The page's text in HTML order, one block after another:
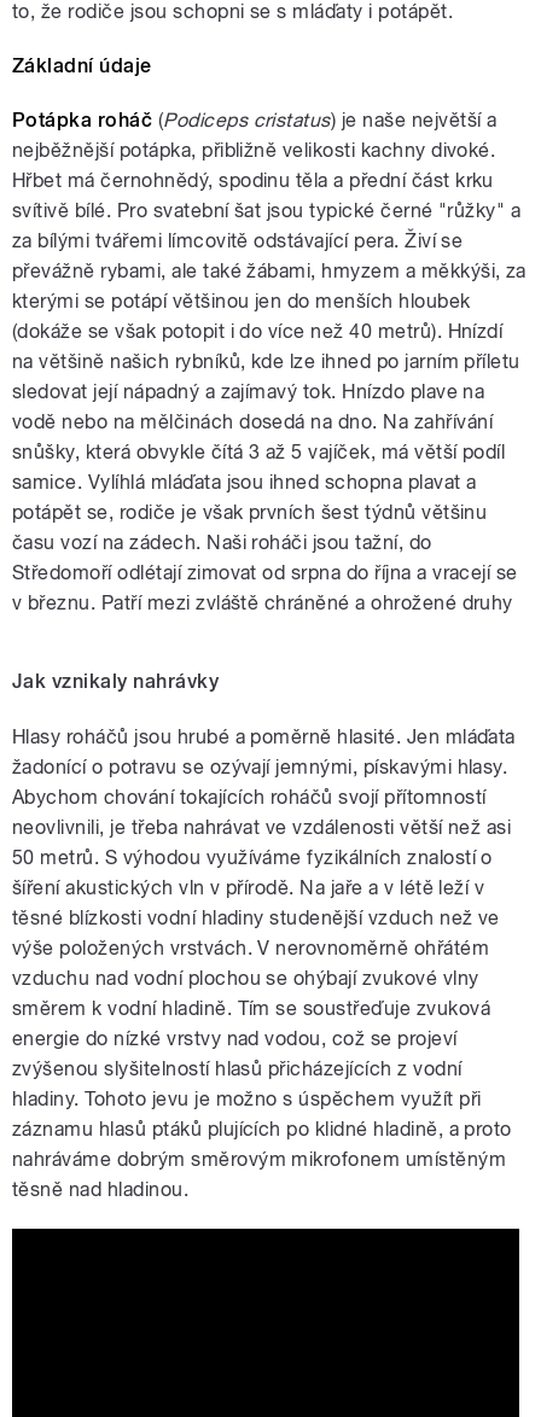
to, že rodiče jsou schopni se s mláďaty i potápět.
Základní údaje
Potápka roháč (Podiceps cristatus) je naše největší a
nejběžnější potápka, přibližně velikosti kachny divoké.
Hřbet má černohnědý, spodinu těla a přední část krku
svítivě bílé. Pro svatební šat jsou typické černé "růžky" a
za bílými tvářemi límcovitě odstávající pera. Živí se
převážně rybami, ale také žábami, hmyzem a měkkýši, za
kterými se potápí většinou jen do menších hloubek
(dokáže se však potopit i do více než 40 metrů). Hnízdí
na většině našich rybníků, kde lze ihned po jarním příletu
sledovat její nápadný a zajímavý tok. Hnízdo plave na
vodě nebo na mělčinách dosedá na dno. Na zahřívání
snůšky, která obvykle čítá 3 až 5 vajíček, má větší podíl
samice. Vylíhlá mláďata jsou ihned schopna plavat a
potápět se, rodiče je však prvních šest týdnů většinu
času vozí na zádech. Naši roháči jsou tažní, do
Středomoří odlétají zimovat od srpna do října a vracejí se
v březnu. Patří mezi zvláště chráněné a ohrožené druhy
Jak vznikaly nahrávky
Hlasy roháčů jsou hrubé a poměrně hlasité. Jen mláďata
žadonící o potravu se ozývají jemnými, pískavými hlasy.
Abychom chování tokajících roháčů svojí přítomností
neovlivnili, je třeba nahrávat ve vzdálenosti větší než asi
50 metrů. S výhodou využíváme fyzikálních znalostí o
šíření akustických vln v přírodě. Na jaře a v létě leží v
těsné blízkosti vodní hladiny studenější vzduch než ve
výše položených vrstvách. V nerovnoměrně ohřátém
vzduchu nad vodní plochou se ohýbají zvukové vlny
směrem k vodní hladině. Tím se soustřeďuje zvuková
energie do nízké vrstvy nad vodou, což se projeví
zvýšenou slyšitelností hlasů přicházejících z vodní
hladiny. Tohoto jevu je možno s úspěchem využít při
záznamu hlasů ptáků plujících po klidné hladině, a proto
nahráváme dobrým směrovým mikrofonem umístěným
těsně nad hladinou.